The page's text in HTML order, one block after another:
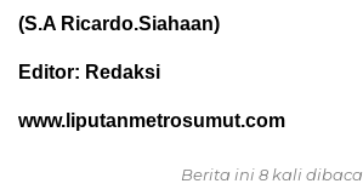
(S.A Ricardo.Siahaan)
Editor: Redaksi
www.liputanmetrosumut.com
Berita ini 8 kali dibaca